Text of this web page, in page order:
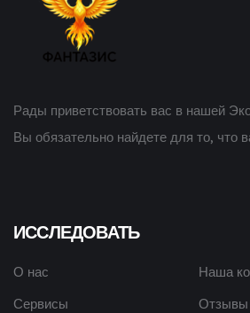
Рады приветствовать вас в нашей
Вы обязательно найдете для то, что
ИССЛЕДОВАТЬ
О нас
Наша
Сервисы
Отзывы